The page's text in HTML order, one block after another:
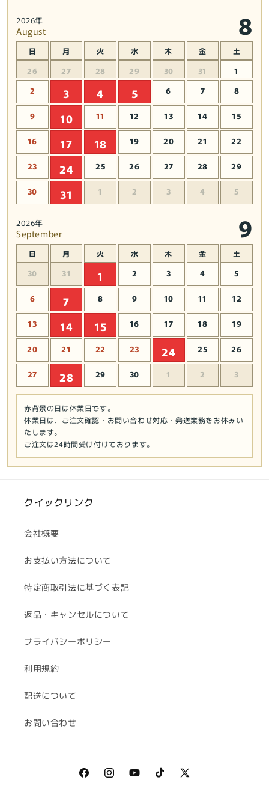
2026年
August 8
日 月 火 水 木 金 土
26 27 28 29 30 31
1
2
3 4 5 6 7 8
9 10 11 12 13 14 15
16 17 18 19 20 21 22
23 24 25 26 27 28 29
30 31 1 2 3 4 5
2026年
September 9
日 月 火 水 木 金 土
30 31 1 2 3 4 5
6 7 8 9 10 11 12
13 14 15 16 17 18 19
20 21 22 23 24 25 26
27 28 29 30 1 2 3
赤背景の日は休業日です。
休業日は、ご注文確認・お問い合わせ対応・発送業務をお休みい
たします。
ご注文は24時間受け付けております。
クイックリンク
会社概要
お支払い方法について
特定商取引法に基づく表記
返品・キャンセルについて
プライバシーポリシー
利用規約
配送について
お問い合わせ
FacebookInstagramYouTubeTikTok
X